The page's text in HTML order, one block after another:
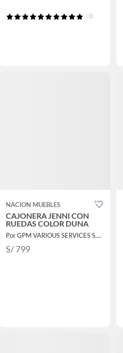
(3)
NACION MUEBLES
CAJONERA JENNI CON
RUEDAS COLOR DUNA
Por GPM VARIOUS SERVICES S.A.C.
S/ 799